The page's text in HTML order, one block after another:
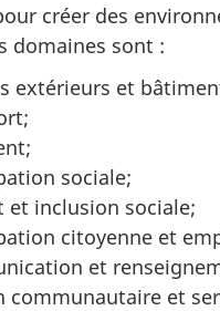
créer des
domaines sont :
extérieurs et
sociale;
et inclusion sociale;
citoyenne et
et
communautaire et